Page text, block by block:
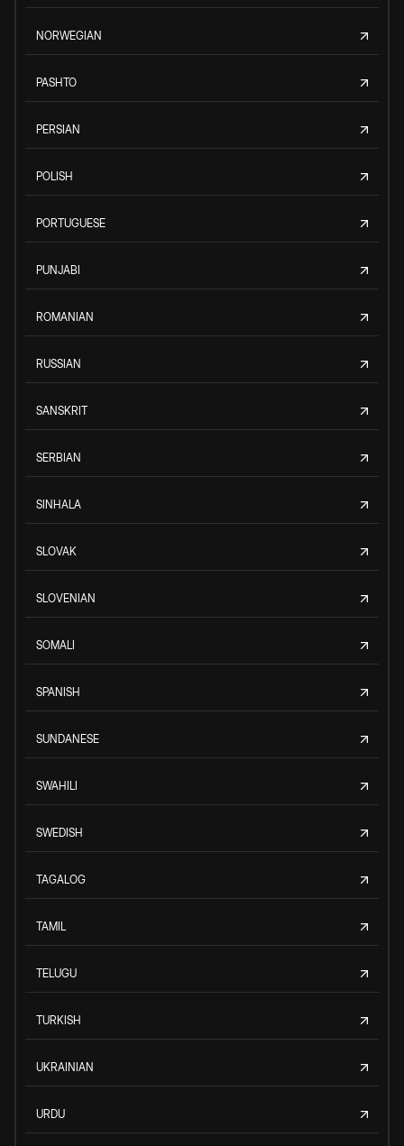
NORWEGIAN
PASHTO
PERSIAN
POLISH
PORTUGUESE
PUNJABI
ROMANIAN
RUSSIAN
SANSKRIT
SERBIAN
SINHALA
SLOVAK
SLOVENIAN
SOMALI
SPANISH
SUNDANESE
SWAHILI
SWEDISH
TAGALOG
TAMIL
TELUGU
TURKISH
UKRAINIAN
URDU